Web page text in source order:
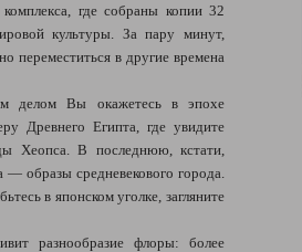
где собраны копии 32
культуры. За пару минут,
переместиться в другие времена
делом Вы окажетесь в эпохе
Древнего Египта, где увидите
Хеопса. В последнюю, кстати,
образы средневекового города.
в японском уголке, загляните
разнообразие флоры: более